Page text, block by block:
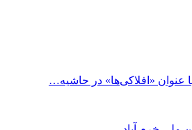
عنوان «افلاکی‌ها» در حاشیه…